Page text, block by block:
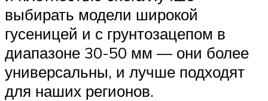
выбирать модели широкой
гусеницей и с грунтозацепом в
диапазоне 30-50 мм — они более
универсальны, и лучше подходят
для наших регионов.